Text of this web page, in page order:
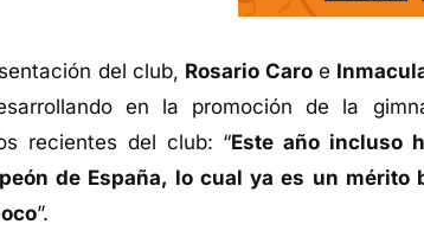
del club, Rosario Caroe
en la promoción de la
recientes del club: “Este año incluso
de España, lo cual ya es un
”.